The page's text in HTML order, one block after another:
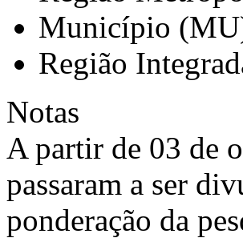
Município
Região
Notas
A partir de 03 de
passaram a ser
ponderação da